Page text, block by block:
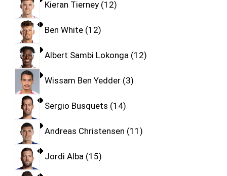
Kieran Tierney 12
Ben White 12
Albert Sambi Lokonga 12
Wissam Ben Yedder 3
Sergio Busquets 14
Andreas Christensen 11
Jordi Alba 15